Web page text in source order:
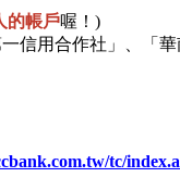
的帳戶喔！)
信用合作社」、「
tc/